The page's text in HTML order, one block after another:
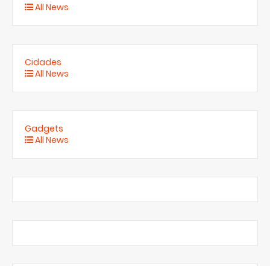
All News
Cidades
All News
Gadgets
All News